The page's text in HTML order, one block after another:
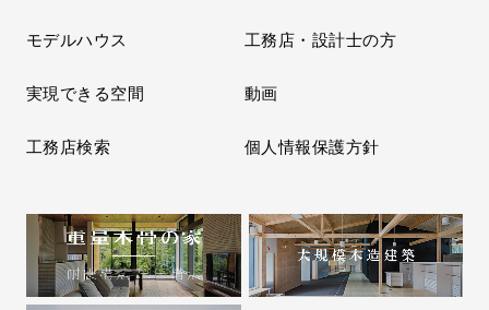
モデルハウス 工務店・設計士の方
実現できる空間 動画
工務店検索 個人情報保護方針